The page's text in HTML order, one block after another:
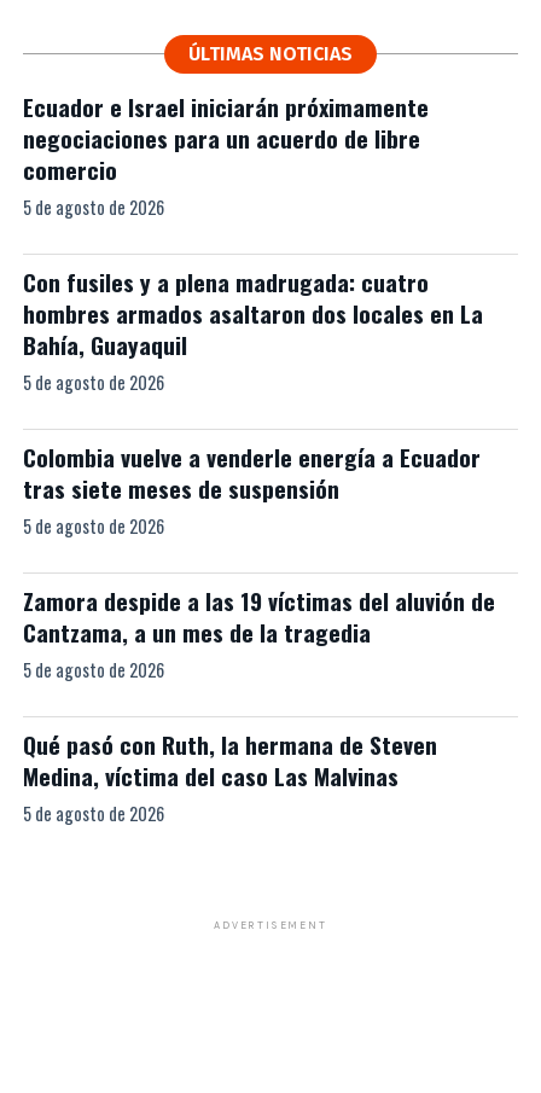
ÚLTIMAS NOTICIAS
Ecuador e Israel iniciarán próximamente
negociaciones para un acuerdo de libre
comercio
5 de agosto de 2026
Con fusiles y a plena madrugada: cuatro
hombres armados asaltaron dos locales en La
Bahía, Guayaquil
5 de agosto de 2026
Colombia vuelve a venderle energía a Ecuador
tras siete meses de suspensión
5 de agosto de 2026
Zamora despide a las 19 víctimas del aluvión de
Cantzama, a un mes de la tragedia
5 de agosto de 2026
Qué pasó con Ruth, la hermana de Steven
Medina, víctima del caso Las Malvinas
5 de agosto de 2026
ADVERTISEMENT